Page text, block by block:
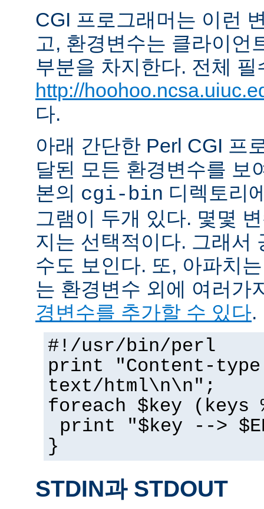
CGI 프로그래머는 이런
고, 환경변수는 클라이언
부분을 차지한다. 전체
http://
다.
아래 간단한 Perl CGI 프
달된 모든 환경변수를 보
본의 cgi-bin 디렉토리
그램이 두개 있다. 몇몇
지는 선택적이다. 그래서
수도 보인다. 또, 아파치
는 환경변수 외에 여러가
경변수를 추가할 수 있다.
#!/usr/bin/perl
print "Content-
text/html\n\n";
foreach $key (keys
print "$key -->
}
STDIN과 STDOUT